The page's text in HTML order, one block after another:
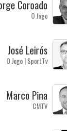
Coroado
O Jogo
José Leirós
O Jogo | SportTv
Marco Pina
CMTV